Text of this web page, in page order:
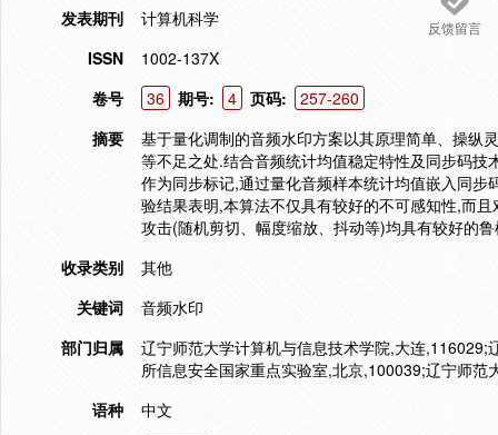
反馈留言
发表期刊
计算机科学
ISSN
1002-137X
卷号
36 期号: 4 页码:
257-260
摘要
基于量化调制的音频水印方案以其原理简单、操纵
等不足之处.结合音频统计均值稳定特性及同步码
作为同步标记,通过量化音频样本统计均值嵌入同
验结果表明,本算法不仅具有较好的不可感知性,而
攻击(随机剪切、幅度缩放、抖动等)均具有较好的
收录类别
其他
关键词
音频水印
部门归属
辽宁师范大学计算机与信息技术学院,大连
所信息安全国家重点实验室,北京,100039;辽宁师
语种
中文